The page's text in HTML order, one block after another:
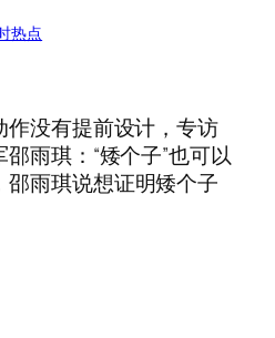
热点
没有提前设计，专访
雨琪：“矮个子”也可以
邵雨琪说想证明矮个子